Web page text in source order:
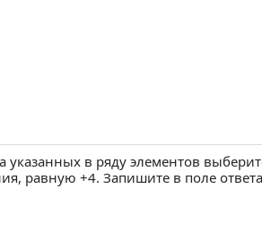
указанных в ряду элементов
равную +4. Запишите в поле